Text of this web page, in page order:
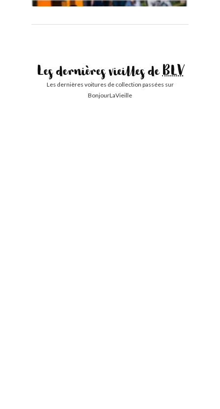
Les dernières vieilles deBLV
Les dernières voitures de collection passées sur
BonjourLaVieille